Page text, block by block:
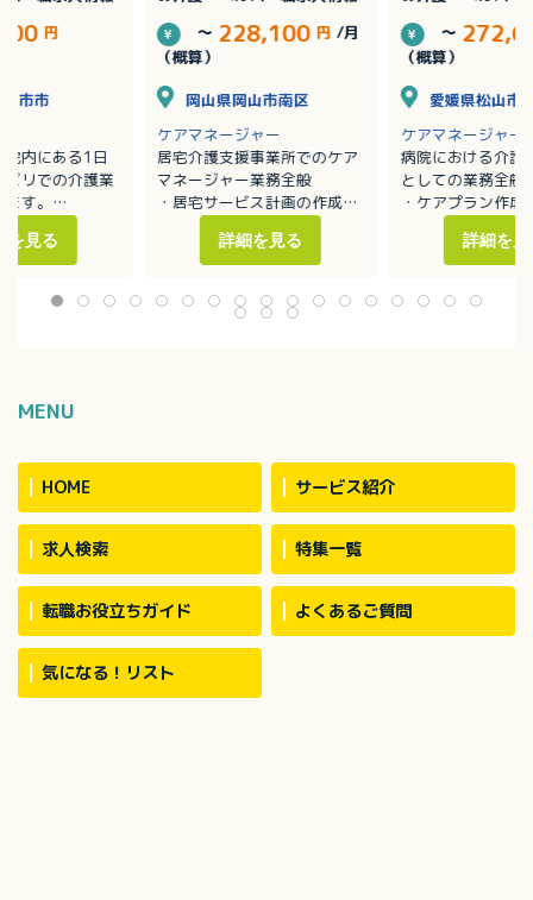
～ 228,100 円 /月
（概算）
岡山県岡山市南区
ケアマネージャー
居宅介護支援事業所でのケア
マネージャー業務全般
・居宅サービス計画の作成
・利用者の実態把握
・担当者会議の開催
・適切な居宅介護サービス提
供に向けた活動
詳細を見る
～
（概算）
愛媛県松山市
ケアマネージャー
病院における介護
としての業務全般
・ケアプラン作成
・モニタリング業
・介護保険の申
詳細を見
円
市市
内にある1日
リでの介護業
す。
排泄・入浴介
リハビリ業務全
を見る
MENU
HOME サービス紹介
求人検索 特集一覧
転職お役立ちガイド よくあるご質問
気になる！リスト